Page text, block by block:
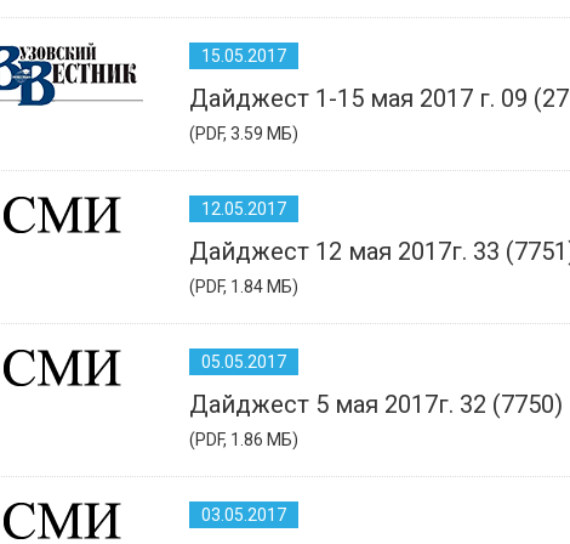
15.05.2017
Дайджест 1-15 мая 2017 г. 09
(PDF, 3.59 МБ)
12.05.2017
Дайджест 12 мая 2017г. 33
(PDF, 1.84 МБ)
05.05.2017
Дайджест 5 мая 2017г. 32 (7750)
(PDF, 1.86 МБ)
03.05.2017